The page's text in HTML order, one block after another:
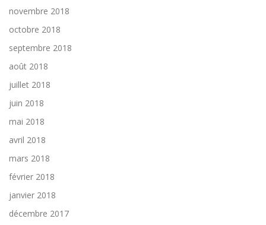
novembre 2018
octobre 2018
septembre 2018
août 2018
juillet 2018
juin 2018
mai 2018
avril 2018
mars 2018
février 2018
janvier 2018
décembre 2017